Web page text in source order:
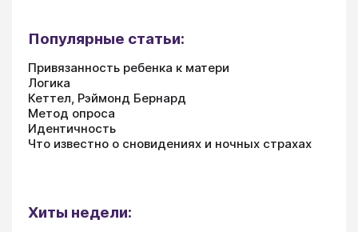
Популярные статьи:
Привязанность ребенка к матери
Логика
Кеттел, Рэймонд Бернард
Метод опроса
Идентичность
Что известно о сновидениях и ночных страхах
Хиты недели: